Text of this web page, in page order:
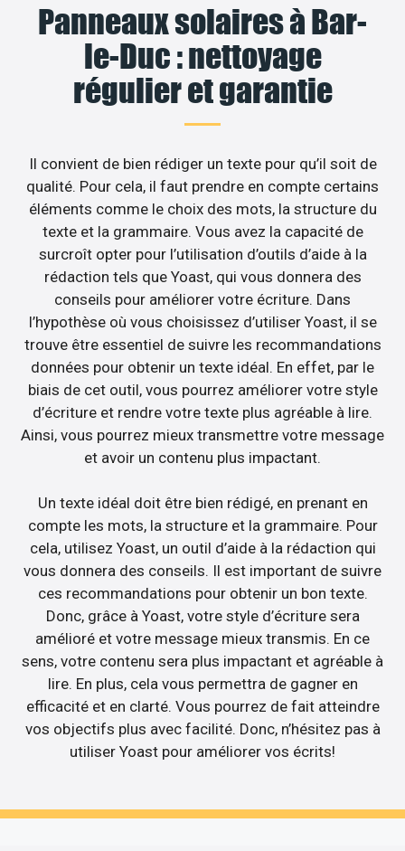
Panneaux solaires à Bar-
le-Duc : nettoyage
régulier et garantie
Il convient de bien rédiger un texte pour qu’il soit de
qualité. Pour cela, il faut prendre en compte certains
éléments comme le choix des mots, la structure du
texte et la grammaire. Vous avez la capacité de
surcroît opter pour l’utilisation d’outils d’aide à la
rédaction tels que Yoast, qui vous donnera des
conseils pour améliorer votre écriture. Dans
l’hypothèse où vous choisissez d’utiliser Yoast, il se
trouve être essentiel de suivre les recommandations
données pour obtenir un texte idéal. En effet, par le
biais de cet outil, vous pourrez améliorer votre style
d’écriture et rendre votre texte plus agréable à lire.
Ainsi, vous pourrez mieux transmettre votre message
et avoir un contenu plus impactant.
Un texte idéal doit être bien rédigé, en prenant en
compte les mots, la structure et la grammaire. Pour
cela, utilisez Yoast, un outil d’aide à la rédaction qui
vous donnera des conseils. Il est important de suivre
ces recommandations pour obtenir un bon texte.
Donc, grâce à Yoast, votre style d’écriture sera
amélioré et votre message mieux transmis. En ce
sens, votre contenu sera plus impactant et agréable à
lire. En plus, cela vous permettra de gagner en
efficacité et en clarté. Vous pourrez de fait atteindre
vos objectifs plus avec facilité. Donc, n’hésitez pas à
utiliser Yoast pour améliorer vos écrits!